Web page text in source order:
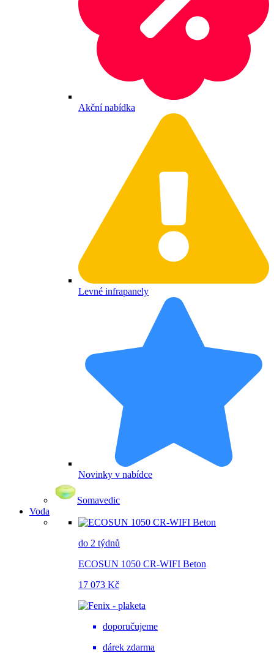
Akční nabídka
Levné infrapanely
Novinky v nabídce
Somavedic
Voda
do 2 týdnů
ECOSUN 1050 CR-WIFI Beton
17 073 Kč
doporučujeme
dárek zdarma